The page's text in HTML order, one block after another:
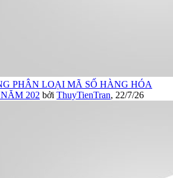
PHÂN LOẠI MÃ SỐ HÀNG HÓA
202 bởi ThuyTienTran, 22/7/26